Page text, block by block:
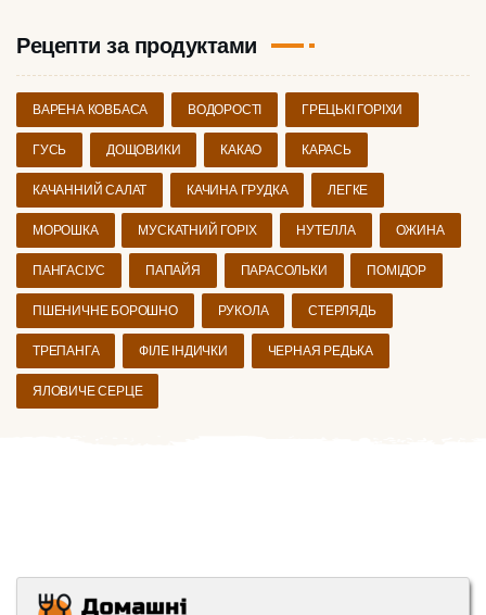
Рецепти за продуктами
ВАРЕНА КОВБАСА ВОДОРОСТІ ГРЕЦЬКІ ГОРІХИ
ГУСЬ ДОЩОВИКИ КАКАО КАРАСЬ
КАЧАННИЙ САЛАТ КАЧИНА ГРУДКА ЛЕГКЕ
МОРОШКА МУСКАТНИЙ ГОРІХ НУТЕЛЛА ОЖИНА
ПАНГАСІУС ПАПАЙЯ ПАРАСОЛЬКИ ПОМІДОР
ПШЕНИЧНЕ БОРОШНО РУКОЛА СТЕРЛЯДЬ
ТРЕПАНГА ФІЛЕ ІНДИЧКИ ЧЕРНАЯ РЕДЬКА
ЯЛОВИЧЕ СЕРЦЕ